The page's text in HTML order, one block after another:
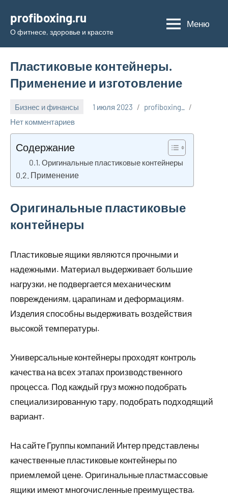
содержимому
profiboxing.ru
О фитнесе, здоровье и красоте
Меню
Пластиковые контейнеры.
Применение и изготовление
Бизнес и финансы 1 июля 2023
profiboxing_
Нет комментариев
Содержание
Оригинальные пластиковые контейнеры
Применение
Оригинальные пластиковые
контейнеры
Пластиковые ящики являются прочными и
надежными. Материал выдерживает большие
нагрузки, не подвергается механическим
повреждениям, царапинам и деформациям.
Изделия способны выдерживать воздействия
высокой температуры.
Универсальные контейнеры проходят контроль
качества на всех этапах производственного
процесса. Под каждый груз можно подобрать
специализированную тару, подобрать подходящий
вариант.
На сайте Группы компаний Интер представлены
качественные пластиковые контейнеры по
приемлемой цене. Оригинальные пластмассовые
ящики имеют многочисленные преимущества.